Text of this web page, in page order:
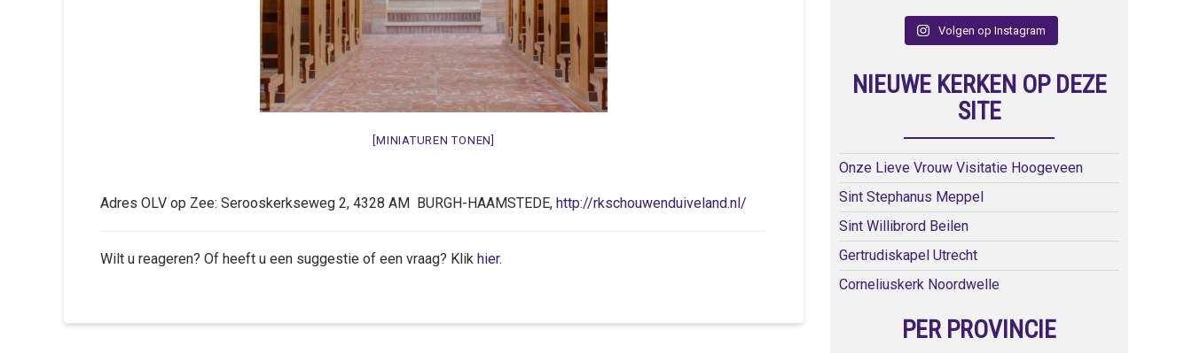
[MINIATUREN TONEN]
Adres OLV op Zee: Serooskerkseweg 2, 4328 AM BURGH-HAAMSTEDE, http://rkschouwenduiveland.nl/
Wilt u reageren? Of heeft u een suggestie of een vraag? Klik hier.
Volgen op Instagram
NIEUWE KERKEN OP DEZE
SITE
Onze Lieve Vrouw Visitatie Hoogeveen
Sint Stephanus Meppel
Sint Willibrord Beilen
Gertrudiskapel Utrecht
Corneliuskerk Noordwelle
PER PROVINCIE